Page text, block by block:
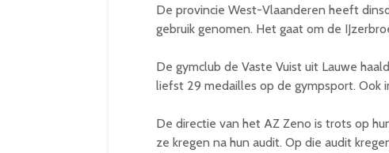
De provincie West-Vlaanderen heeft
gebruik genomen. Het gaat om de
De gymclub de Vaste Vuist uit Lauwe
liefst 29 medailles op de gympsport. Ook
De directie van het AZ Zeno is trots op
ze kregen na hun audit. Op die audit